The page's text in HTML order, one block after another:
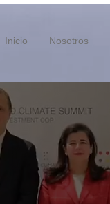
Inicio Nosotros